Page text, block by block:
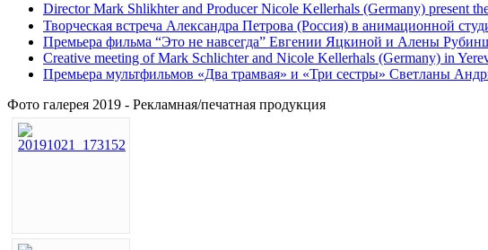
Director Mark Shlikhter and Producer Nicole Kellerhals (Germany) present
Творческая встреча Александра Петрова (Россия) в анимационной
Премьера фильма “Это не навсегда” Евгении Яцкиной и Алены
Creative meeting of Mark Schlichter and Nicole Kellerhals (Germany) in
Премьера мультфильмов «Два трамвая» и «Три сестры» Светланы
Фото галерея 2019 - Рекламная/печатная продукция